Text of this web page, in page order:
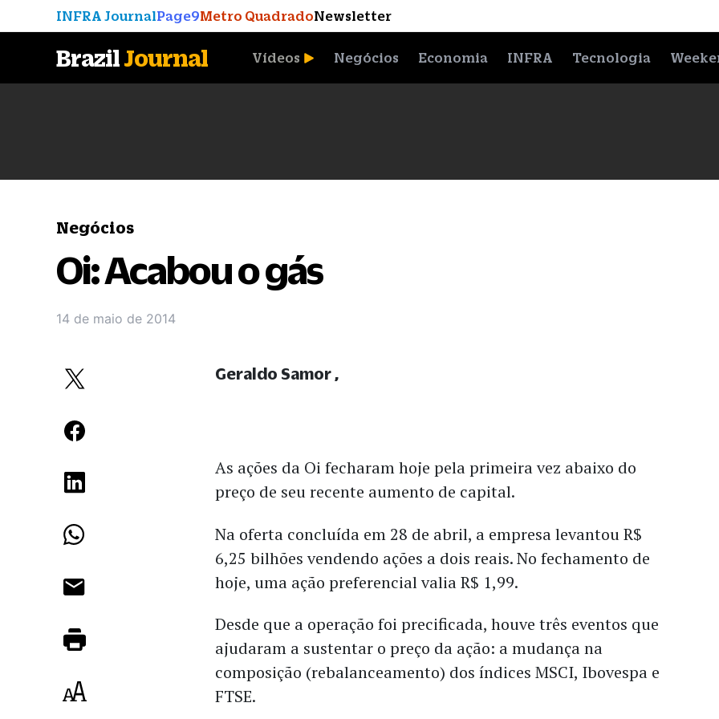
INFRA JournalPage9Metro QuadradoNewsletter
BrazilJournal Vídeos Negócios Economia INFRA Tecnologia
Negócios
Oi: Acabou o gás
14 de maio de 2014
As ações da Oi fecharam hoje pela primeira vez abaixo do
preço de seu recente aumento de capital.
Na oferta concluída em 28 de abril, a empresa levantou R$
6,25 bilhões vendendo ações a dois reais. No fechamento de
hoje, uma ação preferencial valia R$ 1,99.
Desde que a operação foi precificada, houve três eventos que
ajudaram a sustentar o preço da ação: a mudança na
composição (rebalanceamento) dos índices MSCI, Ibovespa e
FTSE.
Geraldo Samor